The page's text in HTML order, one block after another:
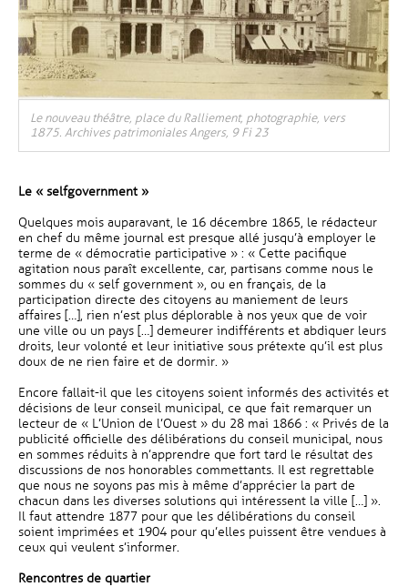
Le nouveau théâtre, place du Ralliement, photographie, vers
1875. Archives patrimoniales Angers, 9 Fi 23
Le « selfgovernment »
Quelques mois auparavant, le 16 décembre 1865, le rédacteur
en chef du même journal est presque allé jusqu’à employer le
terme de « démocratie participative » : « Cette pacifique
agitation nous paraît excellente, car, partisans comme nous le
sommes du « self government », ou en français, de la
participation directe des citoyens au maniement de leurs
affaires […], rien n’est plus déplorable à nos yeux que de voir
une ville ou un pays […] demeurer indifférents et abdiquer leurs
droits, leur volonté et leur initiative sous prétexte qu’il est plus
doux de ne rien faire et de dormir. »
Encore fallait-il que les citoyens soient informés des activités et
décisions de leur conseil municipal, ce que fait remarquer un
lecteur de « L’Union de l’Ouest » du 28 mai 1866 : « Privés de la
publicité officielle des délibérations du conseil municipal, nous
en sommes réduits à n’apprendre que fort tard le résultat des
discussions de nos honorables commettants. Il est regrettable
que nous ne soyons pas mis à même d’apprécier la part de
chacun dans les diverses solutions qui intéressent la ville […] ».
Il faut attendre 1877 pour que les délibérations du conseil
soient imprimées et 1904 pour qu’elles puissent être vendues à
ceux qui veulent s’informer.
Rencontres de quartier